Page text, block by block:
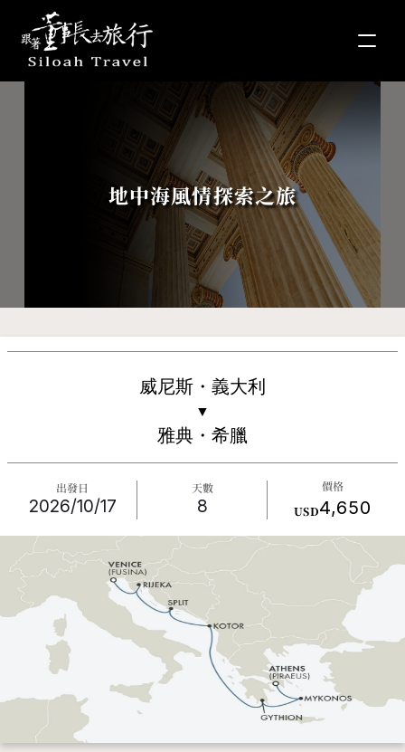
地中海風情探索之旅
威尼斯・義大利
▼
雅典・希臘
出發日
2026/10/17
天數
8
價格
USD4,650